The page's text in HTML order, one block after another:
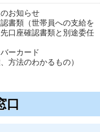
お知らせ
書類（世帯員への支給を
口座確認書類と別途委任
ーカード
方法のわかるもの）
口